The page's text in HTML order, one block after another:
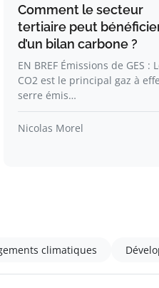
Comment le secteur
tertiaire peut
d’un bilan carbone ?
EN BREF Émissions de GES :
CO2 est le principal gaz à
serre émis…
Nicolas Morel
climatiques